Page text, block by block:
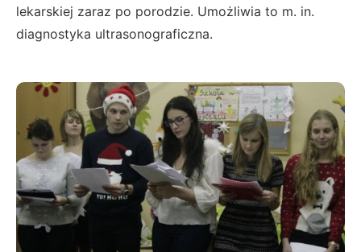
lekarskiej zaraz po porodzie. Umożliwia to m. in.
diagnostyka ultrasonograficzna.